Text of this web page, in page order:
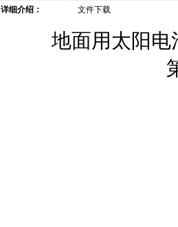
详细介绍：
文件下载
地面用太阳电